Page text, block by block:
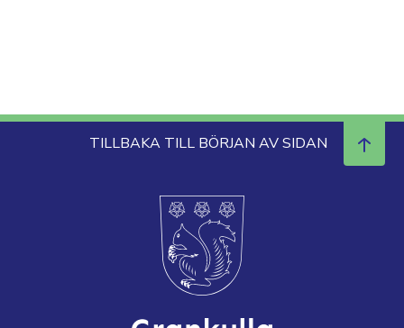
TILLBAKA TILL BÖRJAN AV SIDAN